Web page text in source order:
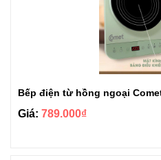
Bếp điện từ hồng ngoại
Giá: 789.000₫